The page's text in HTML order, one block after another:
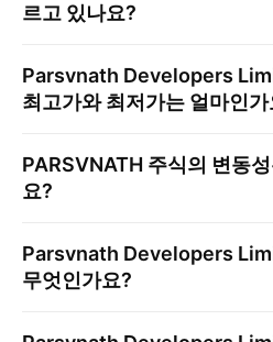
르고 있나요?
Parsvnath Developers
최고가와 최저가는 얼마인가
PARSVNATH 주식의 변동
요?
Parsvnath Developers
무엇인가요?